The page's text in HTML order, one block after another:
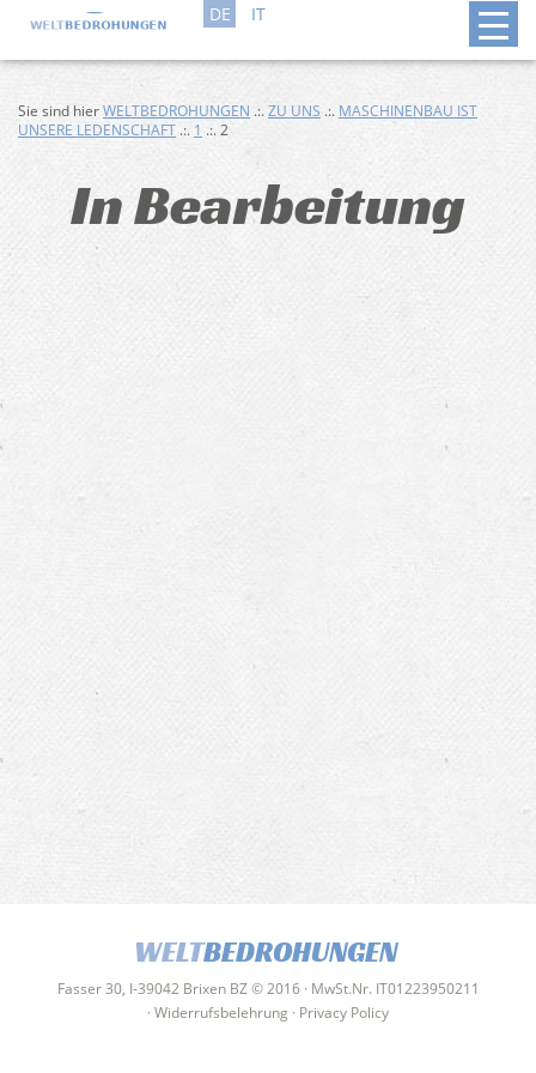
DE IT
Sie sind hierWELTBEDROHUNGEN .:.ZU UNS .:. MASCHINENBAU IST
UNSERE LEDENSCHAFT .:. 1 .:. 2
In Bearbeitung
WELTBEDROHUNGEN
Fasser 30, I-39042 Brixen BZ © 2016 · MwSt.Nr. IT01223950211
· Widerrufsbelehrung · Privacy Policy